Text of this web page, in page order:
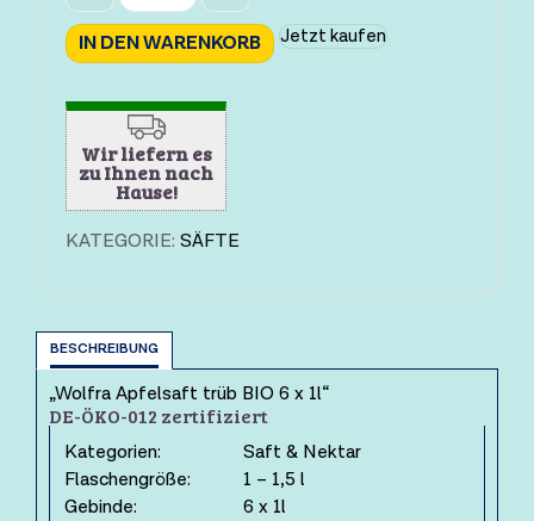
IN DEN WARENKORB Jetzt kaufen
Wir liefern es
zu Ihnen nach
Hause!
KATEGORIE: SÄFTE
BESCHREIBUNG
„Wolfra Apfelsaft trüb BIO 6 x 1l“
DE-ÖKO-012 zertifiziert
Kategorien:
Saft & Nektar
Flaschengröße:
1 – 1,5 l
Gebinde:
6 x 1l